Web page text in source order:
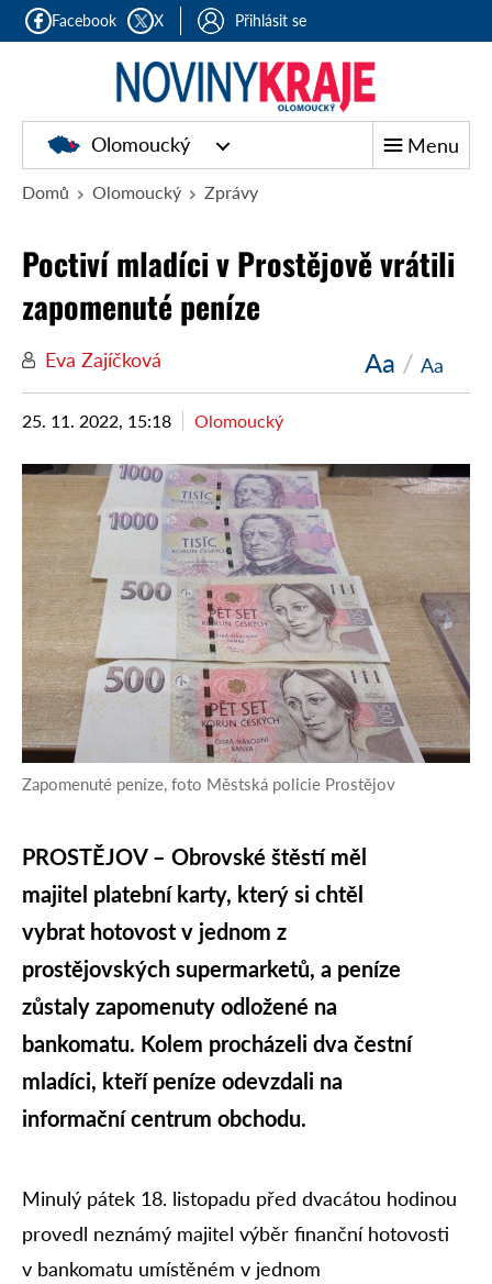
Facebook X Přihlásit se
Olomoucký Menu
Domů Olomoucký Zprávy
Poctiví mladíci v Prostějově vrátili
zapomenuté peníze
Eva Zajíčková Aa / Aa
25. 11. 2022, 15:18 Olomoucký
Zapomenuté peníze, foto Městská policie Prostějov
PROSTĚJOV – Obrovské štěstí měl
majitel platební karty, který si chtěl
vybrat hotovost v jednom z
prostějovských supermarketů, a peníze
zůstaly zapomenuty odložené na
bankomatu. Kolem procházeli dva čestní
mladíci, kteří peníze odevzdali na
informační centrum obchodu.
Minulý pátek 18. listopadu před dvacátou hodinou
provedl neznámý majitel výběr finanční hotovosti
v bankomatu umístěném v jednom